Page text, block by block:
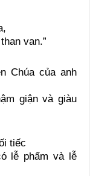
van.”
Chúa của anh
giận và giàu
tiếc
lễ phẩm và lễ